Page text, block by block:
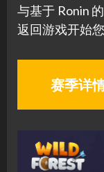
与基于 Ronin
返回游戏开始您
赛季详